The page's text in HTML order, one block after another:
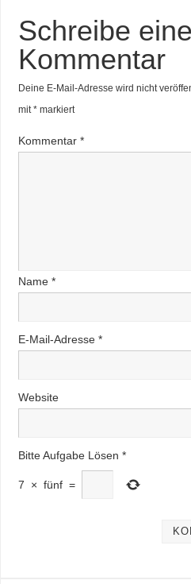
Schreibe
Kommentar
Deine E-Mail-Adresse wird nicht
mit*markiert
Kommentar *
Name *
E-Mail-Adresse *
Website
Bitte Aufgabe Lösen *
7 × fünf =